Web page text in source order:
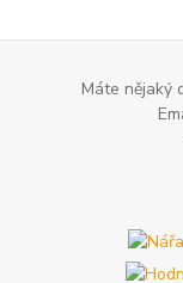
Máte nějaký